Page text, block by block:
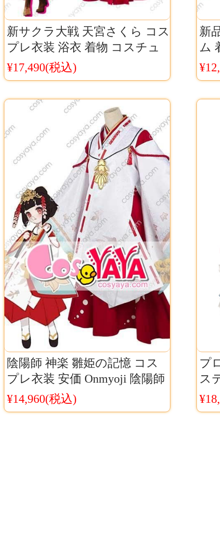
新サクラ大戦 天宮さくら コス
プレ衣装 浴衣 着物 コスチュ
ーム サクラ大戦 天宮さくら
袴 コス服
¥17,490(税込)
新
ム
レ
陰陽師 神楽 雛姫の記憶 コス
プレ衣装 安価 Onmyoji 陰陽師
ゲーム 999日ログインボーナ
ス 神楽 スキン
¥14,960(税込)
プ
ス
誇
に